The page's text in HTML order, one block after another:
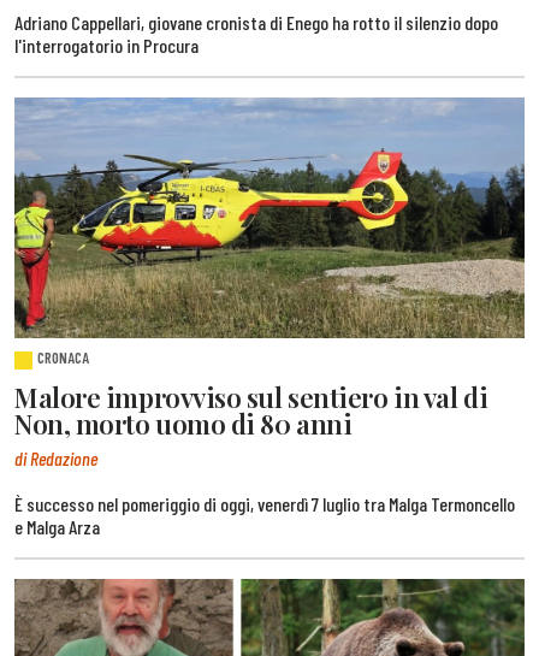
Adriano Cappellari, giovane cronista di Enego ha rotto il silenzio dopo
l'interrogatorio in Procura
CRONACA
Malore improvviso sul sentiero in val di
Non, morto uomo di 80 anni
di Redazione
È successo nel pomeriggio di oggi, venerdì 7 luglio tra Malga Termoncello
e Malga Arza